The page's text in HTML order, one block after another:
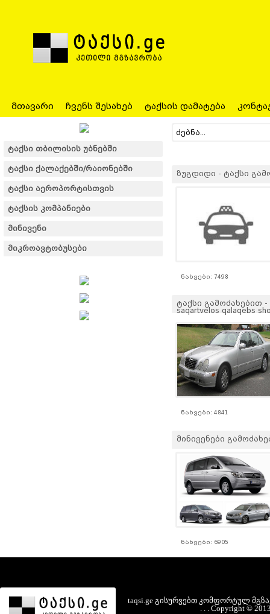
მთავარი ჩვენს შესახებ ტაქსის დამატება
ტაქსი თბილისის უბნებში
ტაქსი ქალაქებში/რაიონებში
ტაქსი აეროპორტისთვის
ტაქსის კომპანიები
მინივენი
მიკროავტობუსები
ზუგდიდი - ტაქსი
ნახვები: 7498
ტაქსი გამოძახებით
saqartvelos qalaqebs
ნახვები: 4841
მინივენები
ნახვები: 6905
taqsi.ge გისურვებთ კომფორტულ
. . . Copyright ©